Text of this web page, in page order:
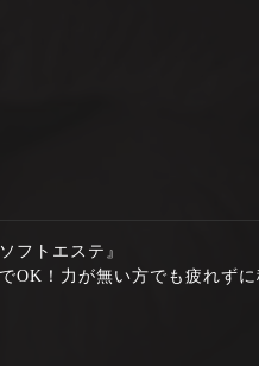
フトエステ』
OK！力が無い方でも疲れず